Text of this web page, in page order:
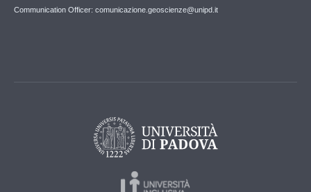
Communication Officer: comunicazione.geoscienze@unipd.it